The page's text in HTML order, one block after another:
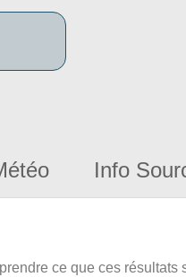
Info
ce que ces résultats